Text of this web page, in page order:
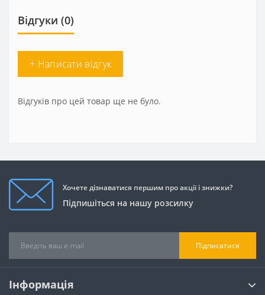
Відгуки (0)
+ Написати відгук
Відгуків про цей товар ще не було.
Хочете дізнаватися першим про акції і знижки?
Підпишіться на нашу розсилку
Підписатися
Інформація